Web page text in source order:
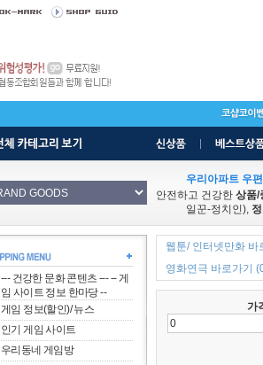
우리아파트 우
안전하고 건강한 상품/
일꾼-정치인),
--- 건강한 문화 콘텐츠 --- -- 게
임 사이트 정보 한마당 --
게임 정보(할인)/ 뉴스
인기 게임 사이트
우리동네 게임방
웹툰/ 인터넷만화 바
영화연극 바로가기
가